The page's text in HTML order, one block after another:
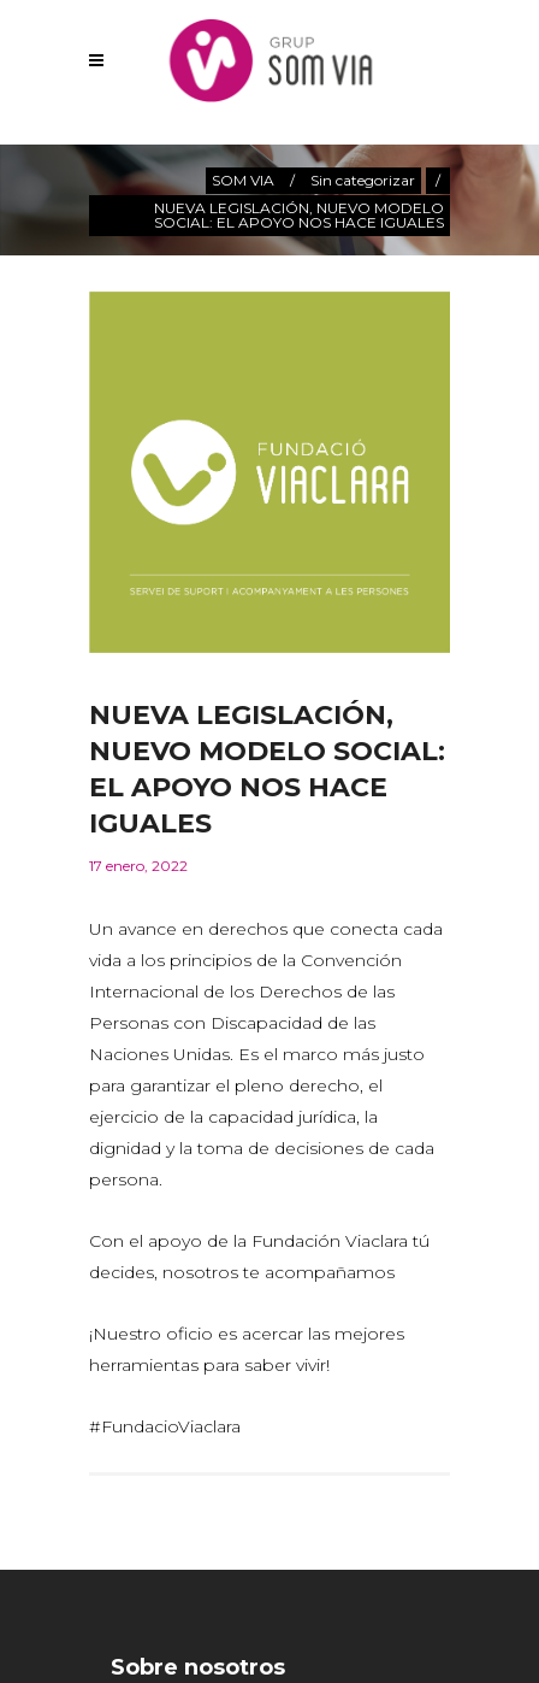
SOM VIA / Sin categorizar
/
NUEVA LEGISLACIÓN, NUEVO MODELO
SOCIAL: EL APOYO NOS HACE IGUALES
Actualitat
NUEVA LEGISLACIÓN,
NUEVO MODELO SOCIAL:
EL APOYO NOS HACE
IGUALES
17 enero, 2022
Un avance en derechos que conecta cada
vida a los principios de la Convención
Internacional de los Derechos de las
Personas con Discapacidad de las
Naciones Unidas. Es el marco más justo
para garantizar el pleno derecho, el
ejercicio de la capacidad jurídica, la
dignidad y la toma de decisiones de cada
persona.
Con el apoyo de la Fundación Viaclara tú
decides, nosotros te acompañamos
¡Nuestro oficio es acercar las mejores
herramientas para saber vivir!
#FundacioViaclara
Sobre nosotros